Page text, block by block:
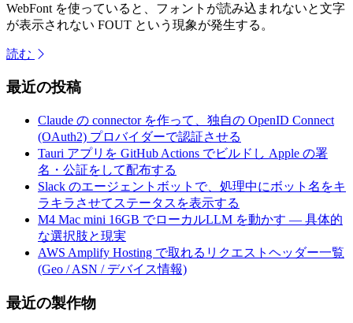
WebFont を使っていると、フォントが読み込まれないと文字
が表示されない FOUT という現象が発生する。
読む
最近の投稿
Claude の connector を作って、独自の OpenID Connect
(OAuth2) プロバイダーで認証させる
Tauri アプリを GitHub Actions でビルドし Apple の署
名・公証をして配布する
Slack のエージェントボットで、処理中にボット名をキ
ラキラさせてステータスを表示する
M4 Mac mini 16GB でローカルLLM を動かす — 具体的
な選択肢と現実
AWS Amplify Hosting で取れるリクエストヘッダー一覧
(Geo / ASN / デバイス情報)
最近の製作物